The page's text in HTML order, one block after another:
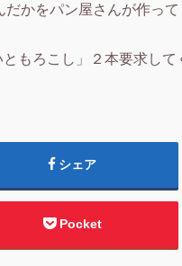
かをパン屋さんが作っ
もろこし」２本要求して
シェア
Pocket